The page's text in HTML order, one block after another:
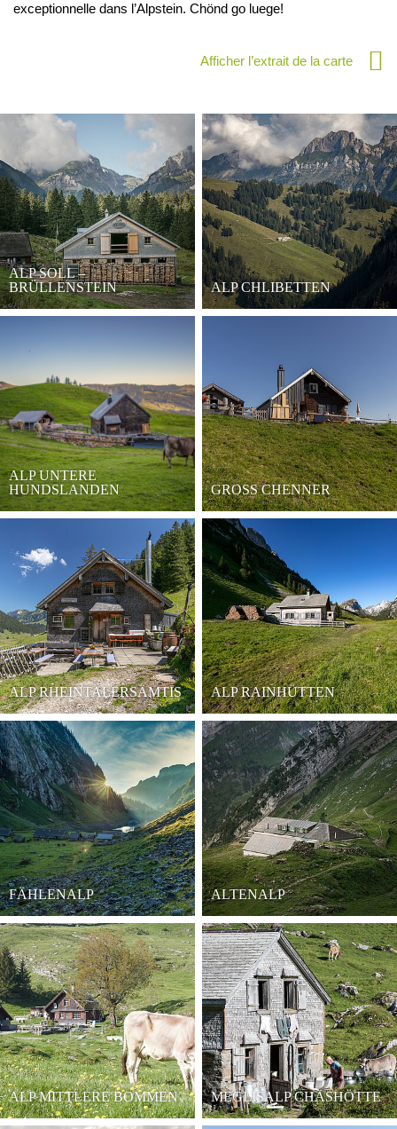
exceptionnelle dans l’Alpstein. Chönd go luege!
Afficher l’extrait de la carte
ALP SOLL –
BRÜLLENSTEIN
ALP CHLIBETTEN
ALP UNTERE
HUNDSLANDEN
GROSS CHENNER
ALP RHEINTALERSÄMTIS ALP RAINHÜTTEN
FÄHLENALP ALTENALP
ALP MITTLERE BOMMEN MEGLISALP CHÄSHÖTTE